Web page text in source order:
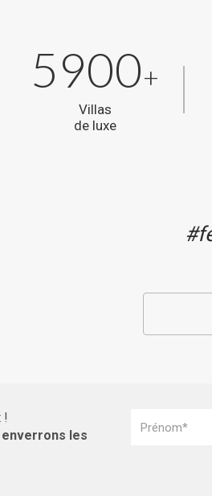
5900+
Villas
de luxe
!
les